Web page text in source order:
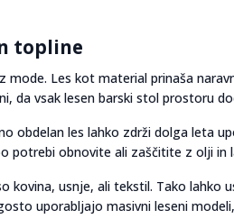
topline
mode. Les kot material prinaša
da vsak lesen barski stol prostoru
obdelan les lahko zdrži dolga leta
potrebi obnovite ali zaščitite z olji in
kovina, usnje, ali tekstil. Tako lahko
uporabljajo masivni leseni